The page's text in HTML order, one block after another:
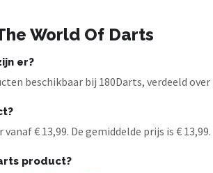
World Of Darts
er?
beschikbaar bij 180Darts, verdeeld over
€ 13,99. De gemiddelde prijs is € 13,99.
product?